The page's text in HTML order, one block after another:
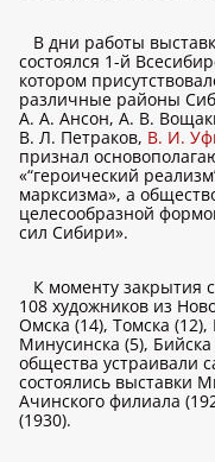
В дни работы
состоялся 1-й
котором
различные районы
А. А. Ансон, А. В.
В. Л. Петраков, В. И.
признал
«“героический
марксизма», а
целесообразной
сил Сибири».
К моменту закрытия
108 художников из
Омска (14), Томска
Минусинска (5),
общества устраивали
состоялись выставки
Ачинского филиала
(1930).